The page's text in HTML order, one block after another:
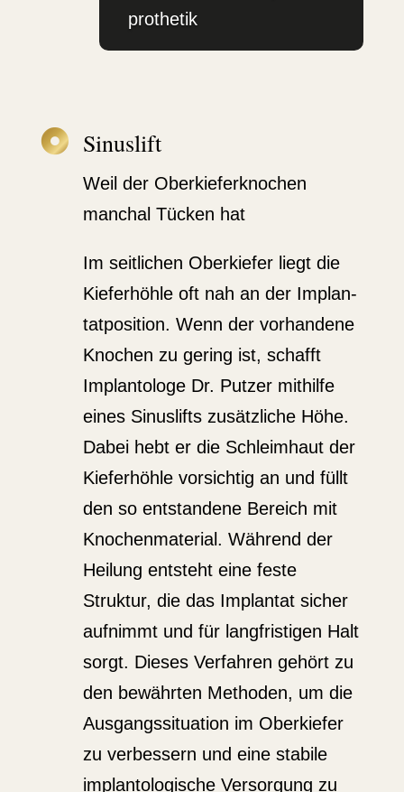
pro­thetik
 Sinuslift
Weil der Oberkie­fer­knochen
manchal Tücken hat
Im seitlichen Oberkiefer liegt die
Kiefer­höhle oft nah an der Implan­
tat­po­sition. Wenn der vorhandene
Knochen zu gering ist, schafft
Implan­tologe Dr. Putzer mithilfe
eines Sinus­lifts zusätz­liche Höhe.
Dabei hebt er die Schleimhaut der
Kiefer­höhle vorsichtig an und füllt
den so entstandene Bereich mit
Knochen­ma­terial. Während der
Heilung entsteht eine feste
Struktur, die das Implantat sicher
aufnimmt und für langfris­tigen Halt
sorgt. Dieses Verfahren gehört zu
den bewährten Methoden, um die
Ausgangs­si­tuation im Oberkiefer
zu verbessern und eine stabile
implan­to­lo­gische Versorgung zu